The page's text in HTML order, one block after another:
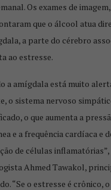
Os exames de
que o álcool atua
a parte do cérebro
ao estresse.
a amígdala está muito
o sistema nervoso
o que aumenta a
e a frequência cardíaca e
de células
Ahmed Tawakol,
“Se o estresse é crônico,